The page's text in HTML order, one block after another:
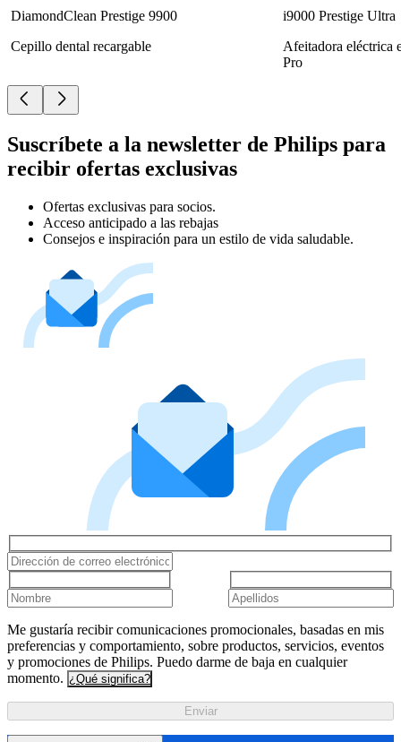
DiamondClean Prestige 9900
Cepillo dental recargable
i9000 Prestige Ultra
Afeitadora eléctrica
Pro
Suscríbete a la newsletter de Philips para
recibir ofertas exclusivas
Ofertas exclusivas para socios.
Acceso anticipado a las rebajas
Consejos e inspiración para un estilo de vida saludable.
Me gustaría recibir comunicaciones promocionales, basadas en mis
preferencias y comportamiento, sobre productos, servicios, eventos
y promociones de Philips. Puedo darme de baja en cualquier
momento. ¿Qué significa?
Enviar